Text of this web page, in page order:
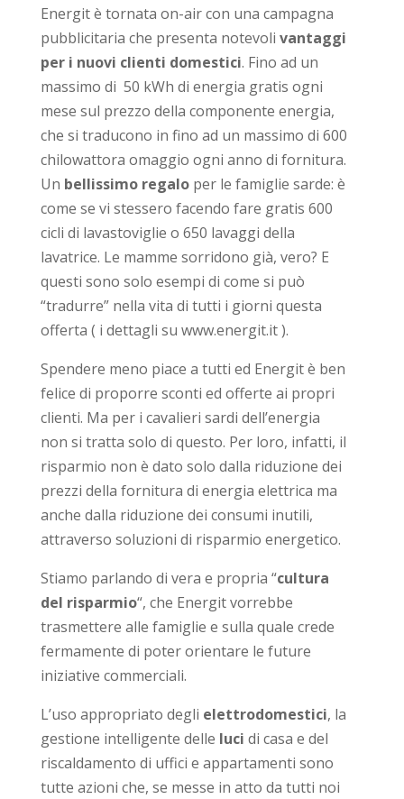
Energit è tornata on-air con una campagna
pubblicitaria che presenta notevoli vantaggi
per i nuovi clienti domestici. Fino ad un
massimo di 50 kWh di energia gratis ogni
mese sul prezzo della componente energia,
che si traducono in fino ad un massimo di 600
chilowattora omaggio ogni anno di fornitura.
Un bellissimo regaloper le famiglie sarde: è
come se vi stessero facendo fare gratis 600
cicli di lavastoviglie o 650 lavaggi della
lavatrice. Le mamme sorridono già, vero? E
questi sono solo esempi di come si può
“tradurre” nella vita di tutti i giorni questa
offerta ( i dettagli su www.energit.it ).
Spendere meno piace a tutti ed Energit è ben
felice di proporre sconti ed offerte ai propri
clienti. Ma per i cavalieri sardi dell’energia
non si tratta solo di questo. Per loro, infatti, il
risparmio non è dato solo dalla riduzione dei
prezzi della fornitura di energia elettrica ma
anche dalla riduzione dei consumi inutili,
attraverso soluzioni di risparmio energetico.
Stiamo parlando di vera e propria “cultura
del risparmio“, che Energit vorrebbe
trasmettere alle famiglie e sulla quale crede
fermamente di poter orientare le future
iniziative commerciali.
L’uso appropriato degli elettrodomestici, la
gestione intelligente delle luci di casa e del
riscaldamento di uffici e appartamenti sono
tutte azioni che, se messe in atto da tutti noi